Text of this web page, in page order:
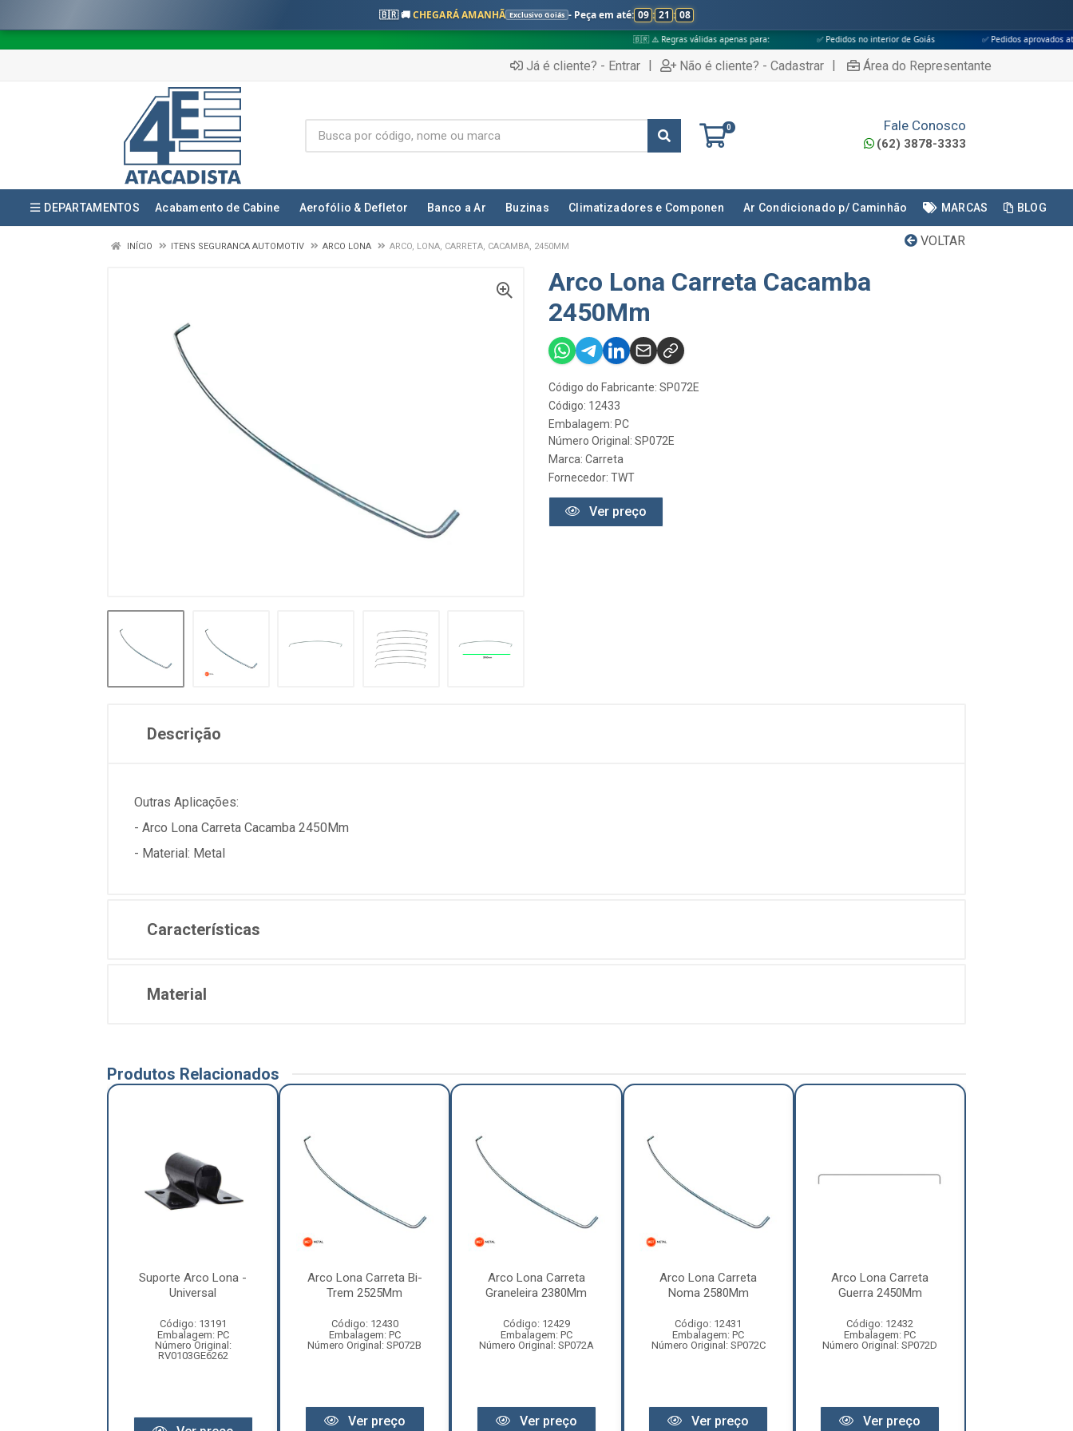
🇧🇷 🚚CHEGARÁ AMANHÃ Exclusivo Goiás - Peça em até: 09 : 21 : 07
🇧🇷 ⚠️ Regras válidas apenas para: ✅ Pedidos no interior de Goiás ✅ Pedidos aprovados até às 18h
Já é cliente? - Entrar | Não é cliente? - Cadastrar | Área do Representante
0 Fale Conosco
(62) 3878-3333
DEPARTAMENTOS Acabamento de Cabine Aerofólio & Defletor Banco a Ar Buzinas Climatizadores e Componen Ar Condicionado p/ Caminhão MARCAS BLOG
VOLTAR
INÍCIO ITENS SEGURANCA AUTOMOTIV ARCO LONA ARCO, LONA, CARRETA, CACAMBA, 2450MM
Arco Lona Carreta Cacamba
2450Mm
Código do Fabricante: SP072E
Código: 12433
Embalagem: PC
Número Original: SP072E
Marca: Carreta
Fornecedor: TWT
Ver preço
Descrição
Outras Aplicações:
- Arco Lona Carreta Cacamba 2450Mm
- Material: Metal
Características
Material
Produtos Relacionados
Suporte Arco Lona -
Universal
Código: 13191
Embalagem: PC
Número Original:
RV0103GE6262
Arco Lona Carreta Bi-
Trem 2525Mm
Código: 12430
Embalagem: PC
Número Original: SP072B
Ver preço
Arco Lona Carreta
Graneleira 2380Mm
Código: 12429
Embalagem: PC
Número Original: SP072A
Ver preço
Arco Lona Carreta
Noma 2580Mm
Código: 12431
Embalagem: PC
Número Original: SP072C
Ver preço
Arco Lona Carreta
Guerra 2450Mm
Código: 12432
Embalagem: PC
Número Original: SP072D
Ver preço